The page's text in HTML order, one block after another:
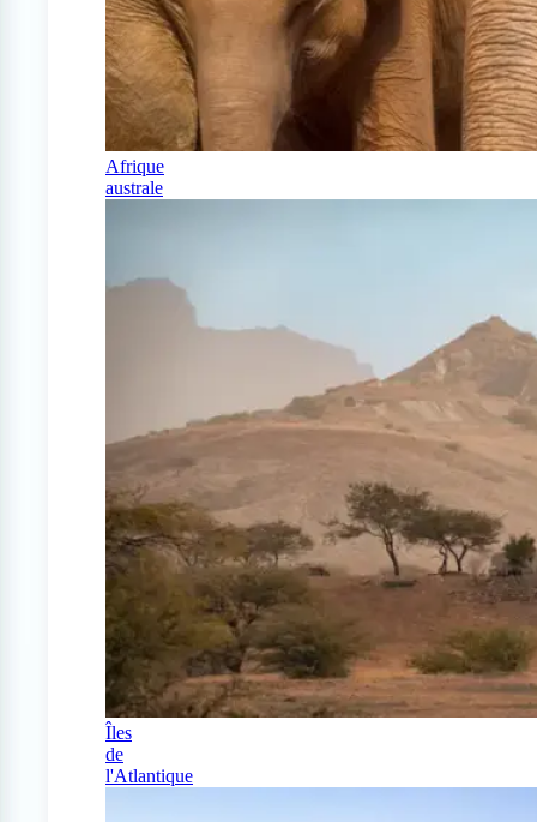
Afrique
australe
Îles
de
l'Atlantique